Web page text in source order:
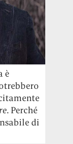
è
. Perché
di